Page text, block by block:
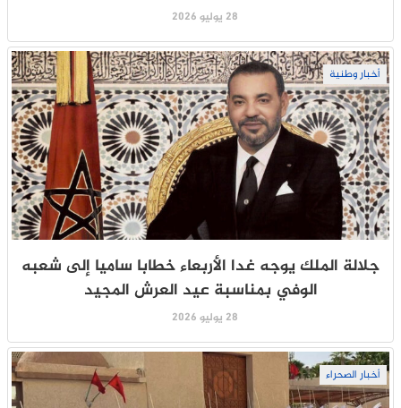
28 يوليو 2026
أخبار وطنية
جلالة الملك يوجه غدا الأربعاء خطابا ساميا إلى شعبه
الوفي بمناسبة عيد العرش المجيد
28 يوليو 2026
أخبار الصحراء